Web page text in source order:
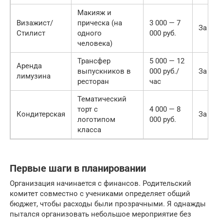
Визажист/
Стилист
Макияж и
прическа (на
одного
человека)
3 000 — 7
000 руб.
За 3
Аренда
лимузина
Трансфер
выпускников в
ресторан
5 000 — 12
000 руб./
час
За 1
Кондитерская
Тематический
торт с
логотипом
класса
4 000 — 8
000 руб.
За 2
Первые шаги в планировании
Организация начинается с финансов. Родительский
комитет совместно с учениками определяет общий
бюджет, чтобы расходы были прозрачными. Я однажды
пытался организовать небольшое мероприятие без